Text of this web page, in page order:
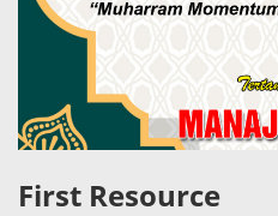
First Resource